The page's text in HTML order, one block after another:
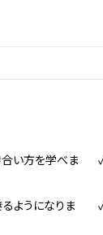
い方を学べま
ようになりま